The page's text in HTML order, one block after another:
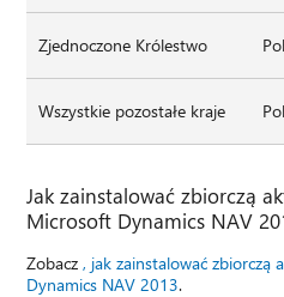
Zjednoczone Królestwo
Wszystkie pozostałe kraje
Jak zainstalować zbiorczą
Microsoft Dynamics NAV
Zobacz, jak zainstalować zbiorczą
Dynamics NAV 2013.